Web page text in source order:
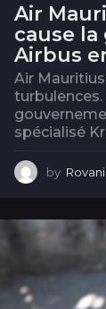
Air
cause
Airbus
Air
spécialisé
by